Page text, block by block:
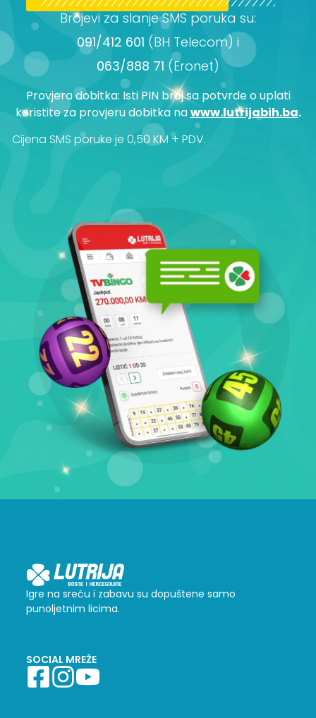
Brojevi za slanje SMS poruka su:
091/412 601 (BH Telecom) i
063/888 71 (Eronet)
Provjera dobitka: Isti PIN broj sa potvrde o uplati
koristite za provjeru dobitka nawww.lutrijabih.ba.
Cijena SMS poruke je 0,50 KM + PDV.
Igre na sreću i zabavu su dopuštene samo
punoljetnim licima.
SOCIAL MREŽE